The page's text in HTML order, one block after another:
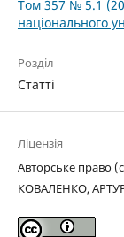
Том 357 № 5.1
національного
Розділ
Статті
Ліцензія
Авторське право
КОВАЛЕНКО,